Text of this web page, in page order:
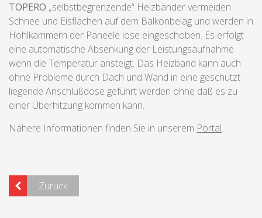
TOPERO „selbstbegrenzende“ Heizbänder vermeiden
Schnee und Eisflächen auf dem Balkonbelag und werden in
Hohlkammern der Paneele lose eingeschoben. Es erfolgt
eine automatische Absenkung der Leistungsaufnahme
wenn die Temperatur ansteigt. Das Heizband kann auch
ohne Probleme durch Dach und Wand in eine geschützt
liegende Anschlußdose geführt werden ohne daß es zu
einer Überhitzung kommen kann.
Nähere Informationen finden Sie in unserem Portal.
Zurück